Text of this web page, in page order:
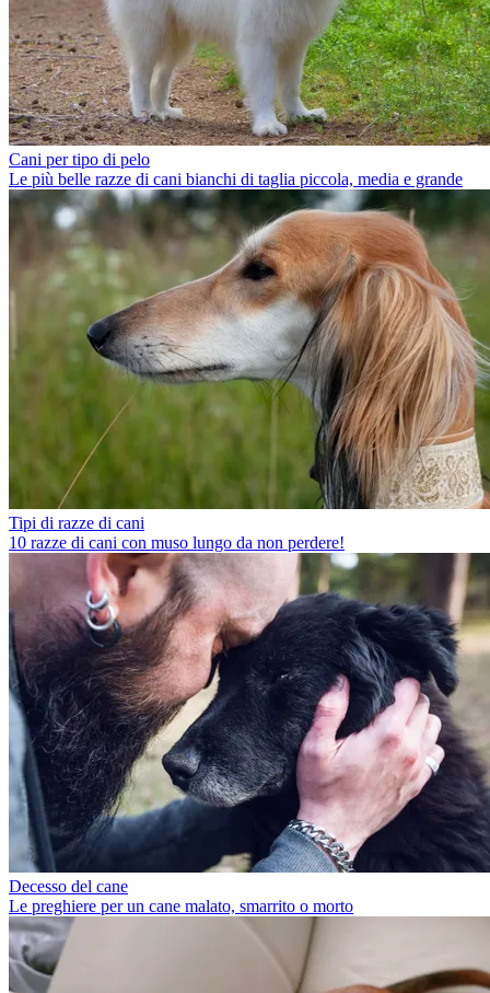
Cani per tipo di pelo
Le più belle razze di cani bianchi di taglia piccola, media e grande
Tipi di razze di cani
10 razze di cani con muso lungo da non perdere!
Decesso del cane
Le preghiere per un cane malato, smarrito o morto